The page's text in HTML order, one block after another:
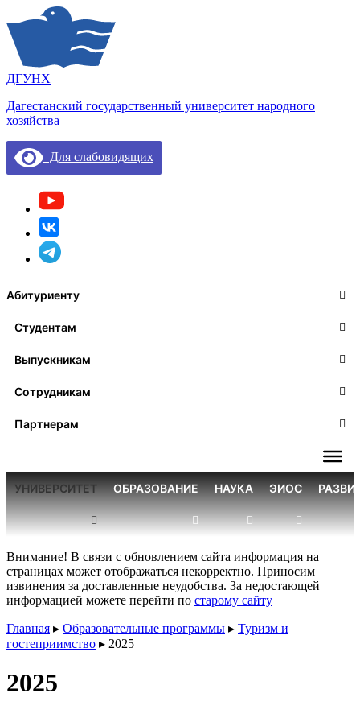
ДГУНХ
Дагестанский государственный университет народного
хозяйства
Для слабовидящих
Абитуриенту
Студентам
Выпускникам
Сотрудникам
Партнерам
УНИВЕРСИТЕТ ОБРАЗОВАНИЕ НАУКА ЭИОС
Внимание! В связи с обновлением сайта информация на
страницах может отображаться некорректно. Приносим
извинения за доставленные неудобства. За недостающей
информацией можете перейти по старому сайту
Главная ▸ Образовательные программы ▸ Туризм и
гостеприимство ▸ 2025
2025